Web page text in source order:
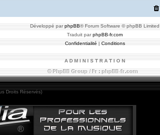
Développé parphpBB® Forum Software © phpBB Limited
Traduit parphpBB-fr.com
Confidentialité|Conditions
A D M I N I S T R A T I O N
Droits Réservés)